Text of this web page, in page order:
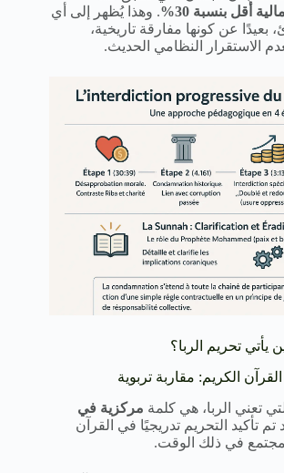
أقل بنسبة 30%
. وهذا يُظهر إلى أي
بعيدًا عن كونها مفارقة تاريخية،
الاستقرار النظامي الحديث.
يأتي تحريم الربا؟
الكريم: مقاربة تربوية
تعني الربا، هي كلمة مركزية في
تم تأكيد التحريم تدريجيًا في القرآن
في ذلك الوقت.